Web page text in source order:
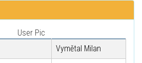
Vymětal Milan